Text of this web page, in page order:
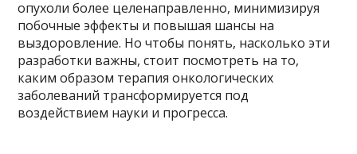
опухоли более целенаправленно, минимизируя
побочные эффекты и повышая шансы на
выздоровление. Но чтобы понять, насколько эти
разработки важны, стоит посмотреть на то,
каким образом терапия онкологических
заболеваний трансформируется под
воздействием науки и прогресса.